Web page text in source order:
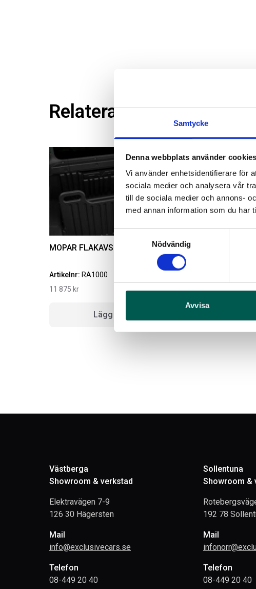
Samtycke
Denna webbplats använder cookies
Vi använder enhetsidentifierare för
sociala medier och analysera vår
till de sociala medier och annons-
med annan information som du har
Samtyckesval
Nödvändig
Avvisa
Relaterade produkter
MOPAR FLAKAVSKILJARE
Artikelnr: RA1000
11 875 kr
Lägg i varukorg
71 379kr
Västberga
Showroom & verkstad
Elektravägen 7-9
126 30 Hägersten
Mail
info@exclusivecars.se
Telefon
08-449 20 40
Sollentuna
Showroom &
192 78
Mail
Telefon
08-449 20 40